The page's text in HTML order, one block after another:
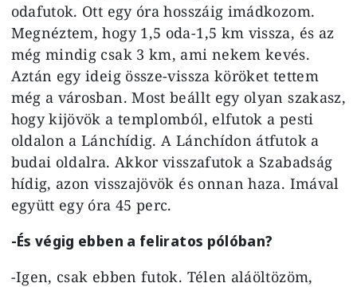
odafutok. Ott egy óra hosszáig imádkozom.
Megnéztem, hogy 1,5 oda-1,5 km vissza, és az
még mindig csak 3 km, ami nekem kevés.
Aztán egy ideig össze-vissza köröket tettem
még a városban. Most beállt egy olyan szakasz,
hogy kijövök a templomból, elfutok a pesti
oldalon a Lánchídig. A Lánchídon átfutok a
budai oldalra. Akkor visszafutok a Szabadság
hídig, azon visszajövök és onnan haza. Imával
együtt egy óra 45 perc.
-És végig ebben a feliratos pólóban?
-Igen, csak ebben futok. Télen aláöltözöm,